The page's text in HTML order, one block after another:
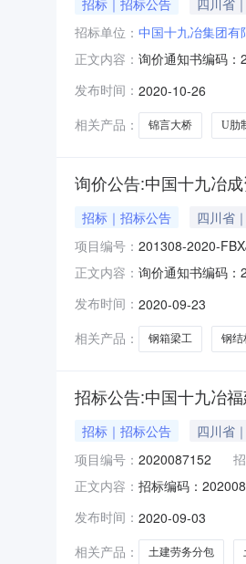
招标单位： 中国十九冶集团有
正文内容： 询价通知书编码：
项如下：一、询价
发布时间： 2020-10-26
相关产品：
锦言大桥 U肋
询价公告:中国十九冶
招标｜招标公告
四川省
项目编号： 201308-2020-
正文内容： 询价通知书编码：
成资渝高速公路
发布时间： 2020-09-23
相关产品：
钢箱梁工 钢结
招标公告:中国十九冶
招标｜招标公告
四川省
项目编号： 2020087152
正文内容： 招标编码：
务分包项目进行公
发布时间： 2020-09-03
相关产品：
土建劳务分包